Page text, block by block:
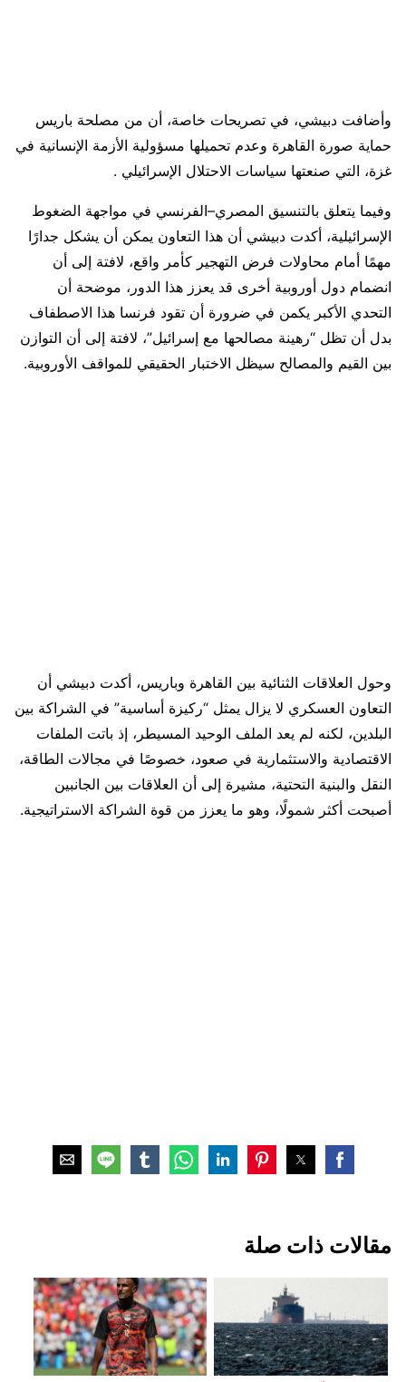
وأضافت دبيشي، في تصريحات خاصة، أن من مصلحة باريس
حماية صورة القاهرة وعدم تحميلها مسؤولية الأزمة الإنسانية في
غزة، التي صنعتها سياسات الاحتلال الإسرائيلي .
وفيما يتعلق بالتنسيق المصري–الفرنسي في مواجهة الضغوط
الإسرائيلية، أكدت دبيشي أن هذا التعاون يمكن أن يشكل جدارًا
مهمًا أمام محاولات فرض التهجير كأمر واقع، لافتة إلى أن
انضمام دول أوروبية أخرى قد يعزز هذا الدور، موضحة أن
التحدي الأكبر يكمن في ضرورة أن تقود فرنسا هذا الاصطفاف
بدل أن تظل “رهينة مصالحها مع إسرائيل”، لافتة إلى أن التوازن
بين القيم والمصالح سيظل الاختبار الحقيقي للمواقف الأوروبية.
وحول العلاقات الثنائية بين القاهرة وباريس، أكدت دبيشي أن
التعاون العسكري لا يزال يمثل “ركيزة أساسية” في الشراكة بين
البلدين، لكنه لم يعد الملف الوحيد المسيطر، إذ باتت الملفات
الاقتصادية والاستثمارية في صعود، خصوصًا في مجالات الطاقة،
النقل والبنية التحتية، مشيرة إلى أن العلاقات بين الجانبين
أصبحت أكثر شمولًا، وهو ما يعزز من قوة الشراكة الاستراتيجية.
مقالات ذات صلة